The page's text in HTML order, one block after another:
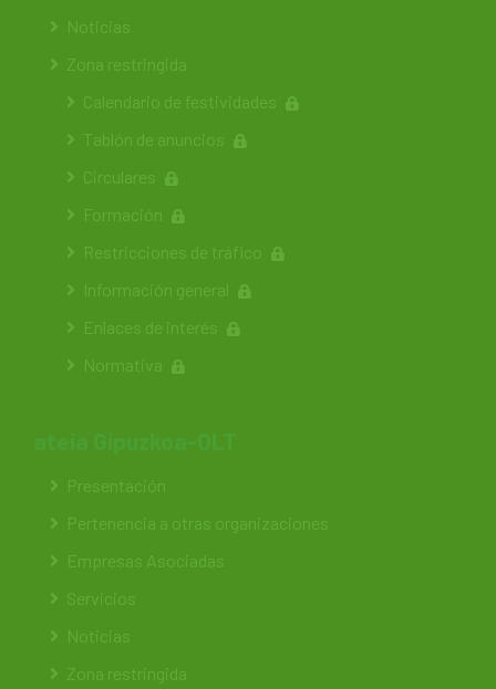
Noticias
Zona restringida
Calendario de festividades
Tablón de anuncios
Circulares
Formación
Restricciones de tráfico
Información general
Enlaces de interés
Normativa
Presentación
Pertenencia a otras organizaciones
Empresas Asociadas
Servicios
Noticias
Zona restringida